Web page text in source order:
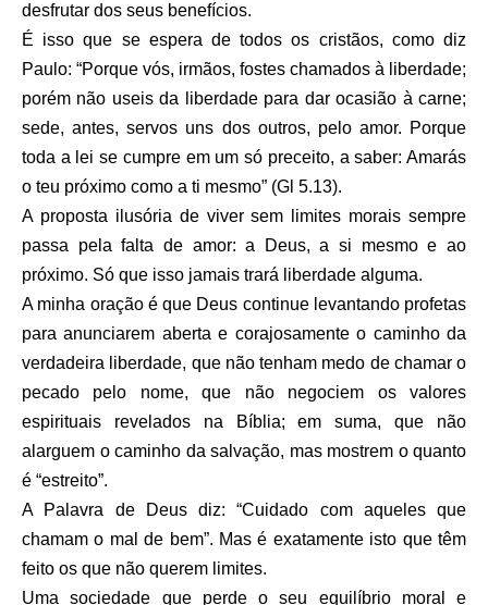
desfrutar dos seus benefícios.
É isso que se espera de todos os cristãos, como diz
Paulo: “Porque vós, irmãos, fostes chamados à liberdade;
porém não useis da liberdade para dar ocasião à carne;
sede, antes, servos uns dos outros, pelo amor. Porque
toda a lei se cumpre em um só preceito, a saber: Amarás
o teu próximo como a ti mesmo” (Gl 5.13).
A proposta ilusória de viver sem limites morais sempre
passa pela falta de amor: a Deus, a si mesmo e ao
próximo. Só que isso jamais trará liberdade alguma.
A minha oração é que Deus continue levantando profetas
para anunciarem aberta e corajosamente o caminho da
verdadeira liberdade, que não tenham medo de chamar o
pecado pelo nome, que não negociem os valores
espirituais revelados na Bíblia; em suma, que não
alarguem o caminho da salvação, mas mostrem o quanto
é “estreito”.
A Palavra de Deus diz: “Cuidado com aqueles que
chamam o mal de bem”. Mas é exatamente isto que têm
feito os que não querem limites.
Uma sociedade que perde o seu equilíbrio moral e